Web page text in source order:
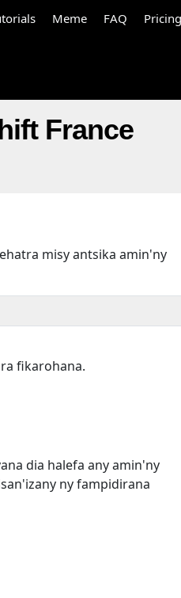
Meme FAQ Pricing
France
misy antsika amin'ny
fikarohana.
dia halefa any amin'ny
ny fampidirana